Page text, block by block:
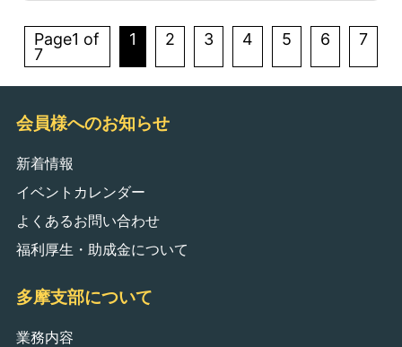
Page1 of
7
1 2 3 4 5 6 7
会員様へのお知らせ
新着情報
イベントカレンダー
よくあるお問い合わせ
福利厚生・助成金について
多摩支部について
業務内容